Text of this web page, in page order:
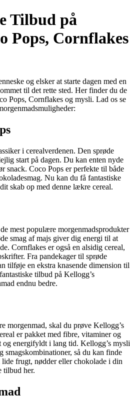
Tilbud på
Pops, Cornflakes
og elsker at starte dagen med en
til det rette sted. Her finder du de
Pops, Cornflakes og mysli. Lad os se
i cerealverdenen. Den sprøde
start på dagen. Du kan enten nyde
snack. Coco Pops er perfekte til både
Nu kan du få fantastiske
skab op med denne lækre cereal.
mest populære morgenmadsprodukter
smag af majs giver dig energi til at
Cornflakes er også en alsidig cereal,
Fra pandekager til sprøde
tilføje en ekstra knasende dimension til
tilbud på Kellogg’s
endnu bedre.
morgenmad, skal du prøve Kellogg’s
er pakket med fibre, vitaminer og
energifyldt i lang tid. Kellogg’s mysli
smagskombinationer, så du kan finde
frugt, nødder eller chokolade i din
tilbud her.